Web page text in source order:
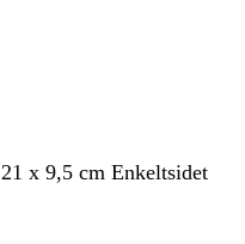
21 x 9,5 cm Enkeltsidet